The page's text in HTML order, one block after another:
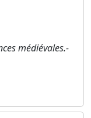
médiévales.-